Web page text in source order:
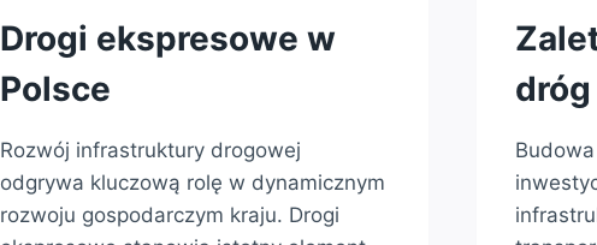
Drogi ekspresowe w
Polsce
Rozwój infrastruktury drogowej
odgrywa kluczową rolę w dynamicznym
rozwoju gospodarczym kraju. Drogi